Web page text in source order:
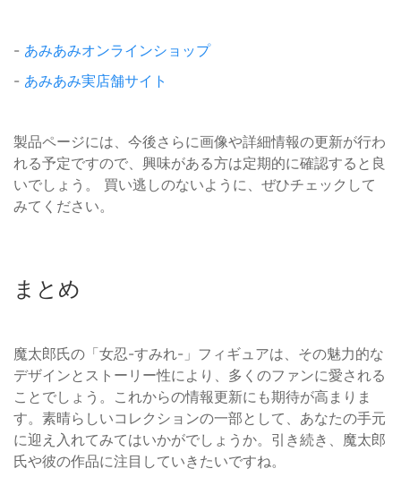
- あみあみオンラインショップ
- あみあみ実店舗サイト
製品ページには、今後さらに画像や詳細情報の更新が行わ
れる予定ですので、興味がある方は定期的に確認すると良
いでしょう。 買い逃しのないように、ぜひチェックして
みてください。
まとめ
魔太郎氏の「女忍-すみれ-」フィギュアは、その魅力的な
デザインとストーリー性により、多くのファンに愛される
ことでしょう。これからの情報更新にも期待が高まりま
す。素晴らしいコレクションの一部として、あなたの手元
に迎え入れてみてはいかがでしょうか。引き続き、魔太郎
氏や彼の作品に注目していきたいですね。